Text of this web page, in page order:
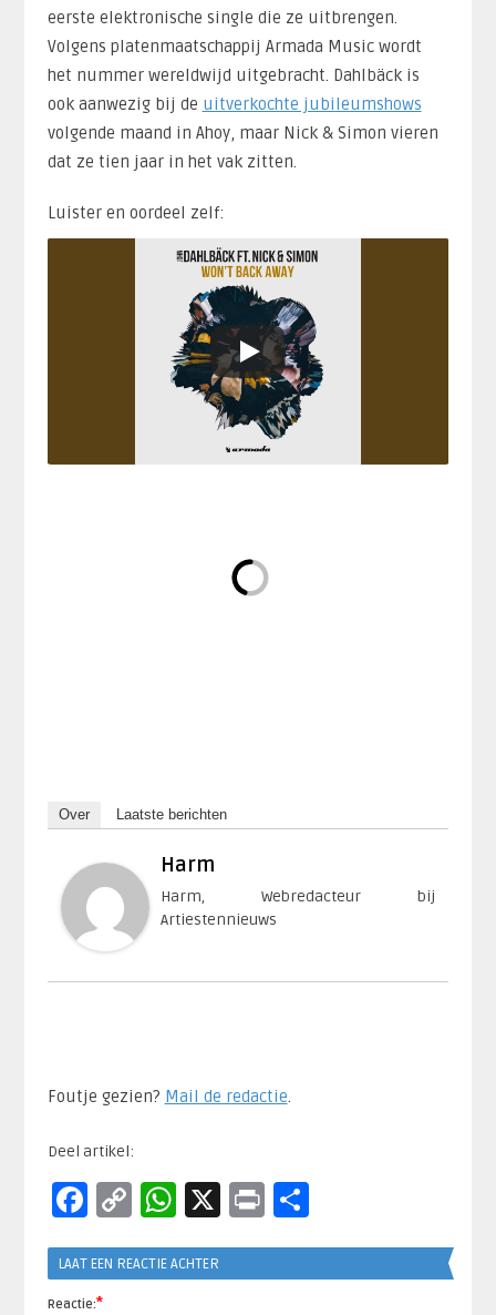
eerste elektronische single die ze uitbrengen.
Volgens platenmaatschappij Armada Music wordt
het nummer wereldwijd uitgebracht. Dahlbäck is
ook aanwezig bij de uitverkochte jubileumshows
volgende maand in Ahoy, maar Nick & Simon vieren
dat ze tien jaar in het vak zitten.
Luister en oordeel zelf:
Over Laatste berichten
Harm
Harm, Webredacteur bij
Artiestennieuws
Foutje gezien? Mail de redactie.​
Deel artikel:
Facebook
CopyWhatsApp
X PrintDelen
LAAT EEN REACTIE ACHTER
Reactie:*